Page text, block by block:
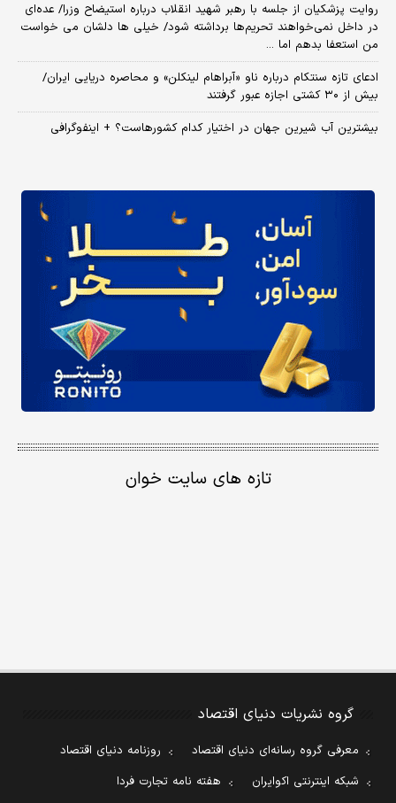
روایت پزشکیان از جلسه با رهبر شهید انقلاب درباره استیضاح وزرا/ عده‌ای
در داخل نمی‌خواهند تحریم‌ها برداشته شود/ خیلی ها دلشان می خواست
من استعفا بدهم اما ...
ادعای تازه سنتکام درباره ناو «آبراهام لینکلن» و محاصره دریایی ایران/
بیش از ۳۰ کشتی اجازه عبور گرفتند
بیشترین آب شیرین جهان در اختیار کدام کشورهاست؟ + اینفوگرافی
تازه های سایت خوان
گروه نشریات دنیای اقتصاد
معرفی گروه رسانه‌ای دنیای اقتصاد
روزنامه دنیای اقتصاد
شبکه اینترنتی اکوایران
هفته نامه تجارت فردا